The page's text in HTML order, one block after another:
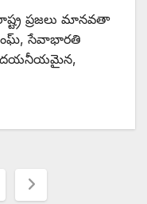
ప్రజలు మానవతా
సేవాభారతి
దయనీయమైన,